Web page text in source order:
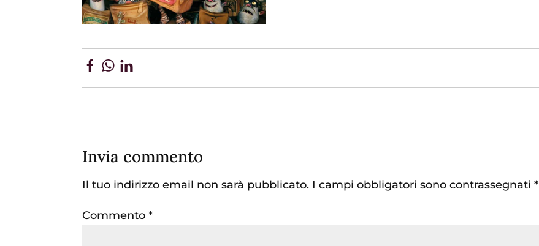
Invia commento
Il tuo indirizzo email non sarà pubblicato. I campi obbligatori sono contrassegnati*
Commento*